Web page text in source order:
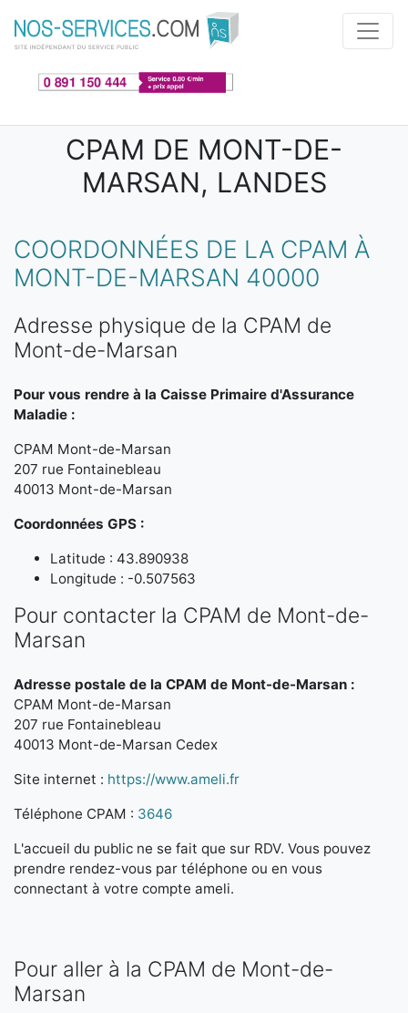
Aller au contenu principal
CPAM DE MONT-DE-
MARSAN, LANDES
COORDONNÉES DE LA CPAM À
MONT-DE-MARSAN 40000
Adresse physique de la CPAM de
Mont-de-Marsan
Pour vous rendre à la Caisse Primaire d'Assurance
Maladie :
CPAM Mont-de-Marsan
207 rue Fontainebleau
40013 Mont-de-Marsan
Coordonnées GPS :
Latitude : 43.890938
Longitude : -0.507563
Pour contacter la CPAM de Mont-de-
Marsan
Adresse postale de la CPAM de Mont-de-Marsan :
CPAM Mont-de-Marsan
207 rue Fontainebleau
40013 Mont-de-Marsan Cedex
Site internet : https://www.ameli.fr
Téléphone CPAM : 3646
L'accueil du public ne se fait que sur RDV. Vous pouvez
prendre rendez-vous par téléphone ou en vous
connectant à votre compte ameli.
Pour aller à la CPAM de Mont-de-
Marsan